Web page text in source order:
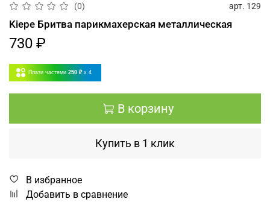
(0) арт. 129
Kiepe Бритва парикмахерская металлическая
730 ₽
Плати частями 250 ₽ x 4
В корзину
Купить в 1 клик
В избранное
Добавить в сравнение